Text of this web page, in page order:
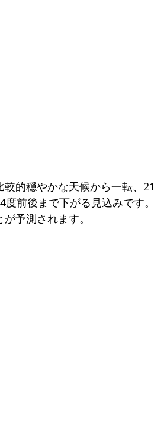
較的穏やかな天候から一転、
度前後まで下がる見込みです
予測されます。